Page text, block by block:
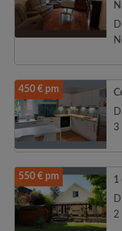
450 € pm
3
550 € pm
1
2